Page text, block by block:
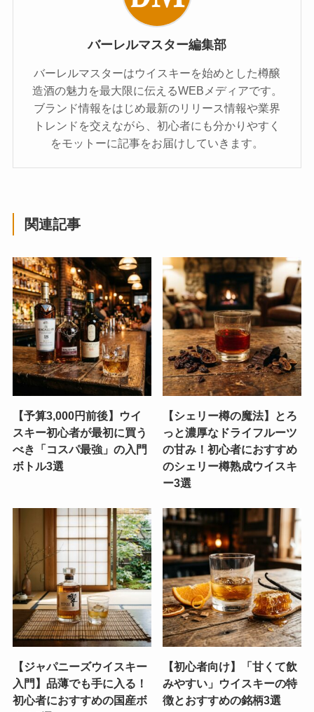
バーレルマスター編集部
バーレルマスターはウイスキーを始めとした樽醸
造酒の魅力を最大限に伝えるWEBメディアです。
ブランド情報をはじめ最新のリリース情報や業界
トレンドを交えながら、初心者にも分かりやすく
をモットーに記事をお届けしていきます。
関連記事
【予算3,000円前後】ウイ
スキー初心者が最初に買う
べき「コスパ最強」の入門
ボトル3選
【シェリー樽の魔法】とろ
っと濃厚なドライフルーツ
の甘み！初心者におすすめ
のシェリー樽熟成ウイスキ
ー3選
【ジャパニーズウイスキー
入門】品薄でも手に入る！
初心者におすすめの国産ボ
【初心者向け】「甘くて飲
みやすい」ウイスキーの特
徴とおすすめの銘柄3選